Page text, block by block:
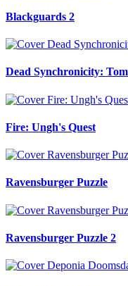
Blackguards 2
Dead Synchronicity:
Fire: Ungh's Quest
Ravensburger Puzzle
Ravensburger Puzzle 2